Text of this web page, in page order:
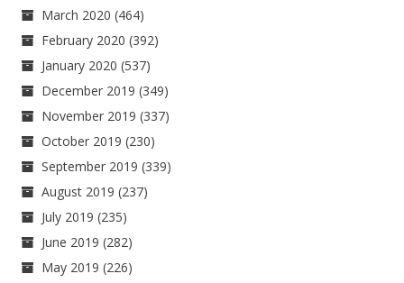
March 2020 (464)
February 2020 (392)
January 2020 (537)
December 2019 (349)
November 2019 (337)
October 2019 (230)
September 2019 (339)
August 2019 (237)
July 2019 (235)
June 2019 (282)
May 2019 (226)